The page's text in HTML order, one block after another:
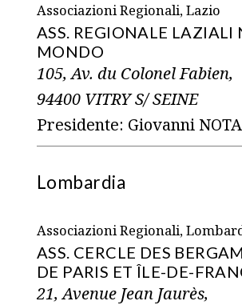
Associazioni Regionali, Lazio
ASS. REGIONALE LAZIALI
MONDO
105, Av. du Colonel Fabien,
94400 VITRY S/ SEINE
Presidente: Giovanni
Lombardia
Associazioni Regionali,
ASS. CERCLE DES
DE PARIS ET ÎLE-DE-
21, Avenue Jean Jaurès,